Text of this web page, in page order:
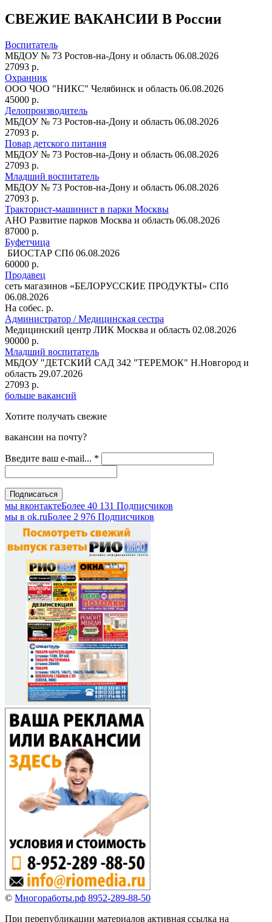
СВЕЖИЕ ВАКАНСИИ В России
Воспитатель
МБДОУ № 73 Ростов-на-Дону и область 06.08.2026
27093 р.
Охранник
ООО ЧОО "НИКС" Челябинск и область 06.08.2026
45000 р.
Делопроизводитель
МБДОУ № 73 Ростов-на-Дону и область 06.08.2026
27093 р.
Повар детского питания
МБДОУ № 73 Ростов-на-Дону и область 06.08.2026
27093 р.
Младший воспитатель
МБДОУ № 73 Ростов-на-Дону и область 06.08.2026
27093 р.
Тракторист-машинист в парки Москвы
АНО Развитие парков Москва и область 06.08.2026
87000 р.
Буфетчица
БИОСТАР СПб 06.08.2026
60000 р.
Продавец
сеть магазинов «БЕЛОРУССКИЕ ПРОДУКТЫ» СПб
06.08.2026
На собес. р.
Администратор / Медицинская сестра
Медицинский центр ЛИК Москва и область 02.08.2026
90000 р.
Младший воспитатель
МБДОУ "ДЕТСКИЙ САД 342 "ТЕРЕМОК" Н.Новгород и
область 29.07.2026
27093 р.
больше вакансий
Хотите получать свежие
вакансии на почту?
Введите ваш e-mail... *
мы вконтактеБолее 40 131 Подписчиков
мы в оk.ruБолее 2 976 Подписчиков
© Многоработы.рф 8952-289-88-50
При перепубликации материалов активная ссылка на